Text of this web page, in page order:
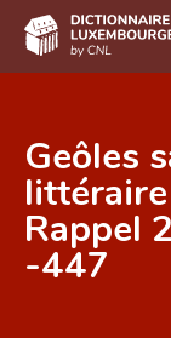
DE FR
Accueil
Auteur(e)s A-Z
Geôles
Rappel
-447